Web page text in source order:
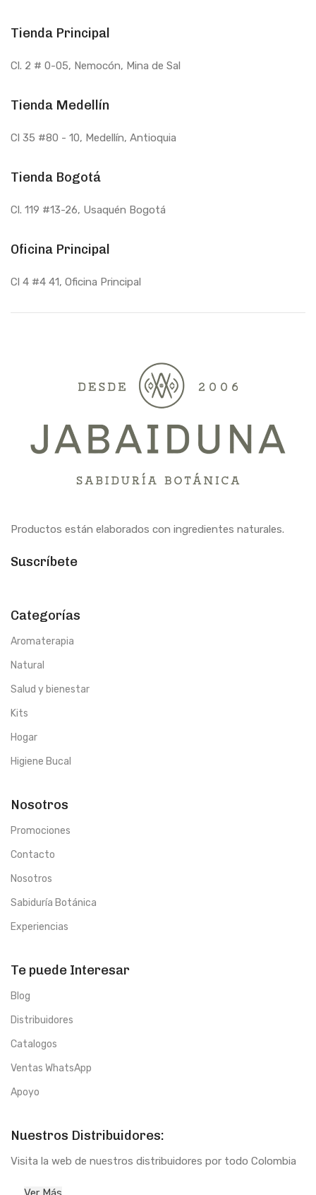
promoviendo un ambiente propicio
Tienda Principal
Cl. 2 # 0-05, Nemocón, Mina de Sal
Tienda Medellín
Cl 35 #80 - 10, Medellín, Antioquia
Tienda Bogotá
Cl. 119 #13-26, Usaquén Bogotá
Oficina Principal
Cl 4 #4 41, Oficina Principal
Productos están elaborados con ingredientes naturales.
Suscríbete
Categorías
Aromaterapia
Natural
Salud y bienestar
Kits
Hogar
Higiene Bucal
Nosotros
Promociones
Contacto
Nosotros
Sabiduría Botánica
Experiencias
Te puede Interesar
Blog
Distribuidores
Catalogos
Ventas WhatsApp
Apoyo
Nuestros Distribuidores:
Visita la web de nuestros distribuidores por todo Colombia